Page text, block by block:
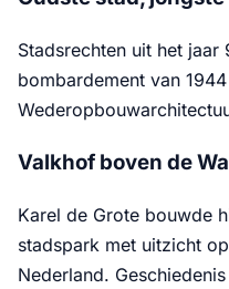
Stadsrechten uit het jaar
bombardement van
Valkhof boven de
Karel de Grote bouwde
stadspark met uitzicht
Nederland.